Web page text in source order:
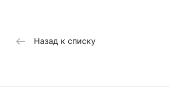
Назад к списку